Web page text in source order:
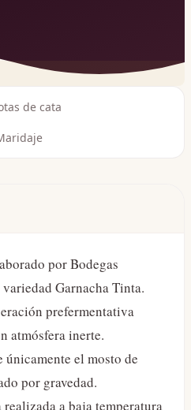
de cata
por Bodegas
Garnacha Tinta.
prefermentativa
atmósfera inerte.
únicamente el mosto de
por gravedad.
a baja temperatura